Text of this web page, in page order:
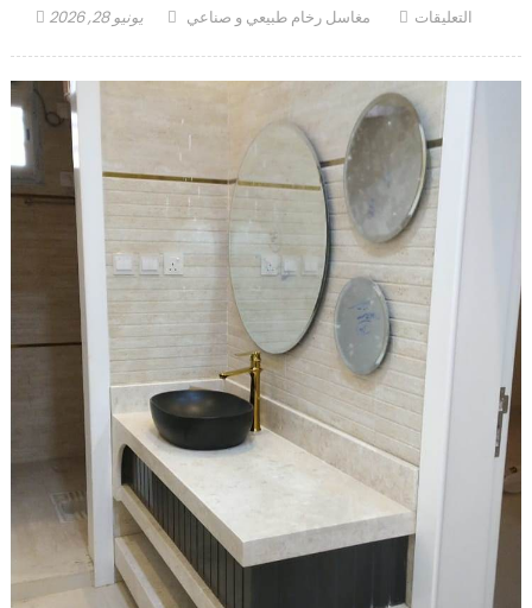
Posted يونيو 28, 2026 Author
مغاسل رخام طبيعي و صناعي التعليقات